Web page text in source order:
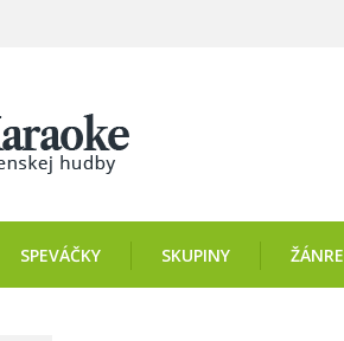
SPEVÁČKY SKUPINY ŽÁNRE